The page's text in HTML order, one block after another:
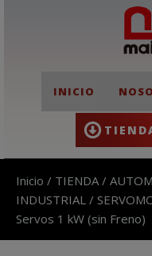
INICIO
Inicio / TIENDA /
INDUSTRIAL /
Servos 1 kW (sin Freno)